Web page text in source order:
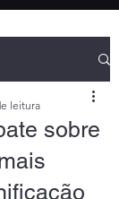
sobre
leitura